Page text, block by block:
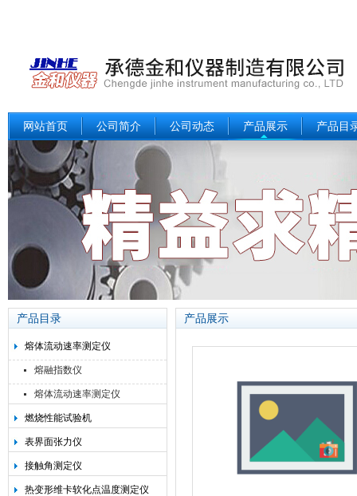
网站首页 公司简介 公司动态 产品展示 产品目
产品目录
熔体流动速率测定仪
熔融指数仪
熔体流动速率测定仪
燃烧性能试验机
表界面张力仪
接触角测定仪
热变形维卡软化点温度测定仪
产品展示